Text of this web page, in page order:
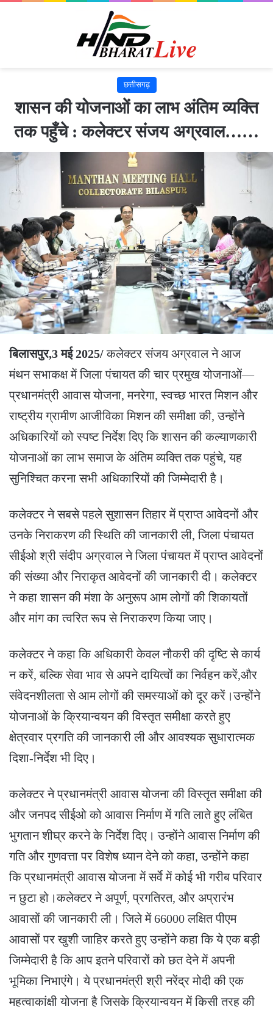
छत्तीसगढ़
शासन की योजनाओं का लाभ अंतिम व्यक्ति
तक पहुँचे : कलेक्टर संजय अग्रवाल……
बिलासपुर,3 मई 2025/कलेक्टर संजय अग्रवाल ने आज
मंथन सभाकक्ष में जिला पंचायत की चार प्रमुख योजनाओं—
प्रधानमंत्री आवास योजना, मनरेगा, स्वच्छ भारत मिशन और
राष्ट्रीय ग्रामीण आजीविका मिशन की समीक्षा की, उन्होंने
अधिकारियों को स्पष्ट निर्देश दिए कि शासन की कल्याणकारी
योजनाओं का लाभ समाज के अंतिम व्यक्ति तक पहुंचे, यह
सुनिश्चित करना सभी अधिकारियों की जिम्मेदारी है।
कलेक्टर ने सबसे पहले सुशासन तिहार में प्राप्त आवेदनों और
उनके निराकरण की स्थिति की जानकारी ली, जिला पंचायत
सीईओ श्री संदीप अग्रवाल ने जिला पंचायत में प्राप्त आवेदनों
की संख्या और निराकृत आवेदनों की जानकारी दी। कलेक्टर
ने कहा शासन की मंशा के अनुरूप आम लोगों की शिकायतों
और मांग का त्वरित रूप से निराकरण किया जाए।
कलेक्टर ने कहा कि अधिकारी केवल नौकरी की दृष्टि से कार्य
न करें, बल्कि सेवा भाव से अपने दायित्वों का निर्वहन करें,और
संवेदनशीलता से आम लोगों की समस्याओं को दूर करें।उन्होंने
योजनाओं के क्रियान्वयन की विस्तृत समीक्षा करते हुए
क्षेत्रवार प्रगति की जानकारी ली और आवश्यक सुधारात्मक
दिशा-निर्देश भी दिए।
कलेक्टर ने प्रधानमंत्री आवास योजना की विस्तृत समीक्षा की
और जनपद सीईओ को आवास निर्माण में गति लाते हुए लंबित
भुगतान शीघ्र करने के निर्देश दिए। उन्होंने आवास निर्माण की
गति और गुणवत्ता पर विशेष ध्यान देने को कहा, उन्होंने कहा
कि प्रधानमंत्री आवास योजना में सर्वे में कोई भी गरीब परिवार
न छुटा हो।कलेक्टर ने अपूर्ण, प्रगतिरत, और अप्रारंभ
आवासों की जानकारी ली। जिले में 66000 लक्षित पीएम
आवासों पर खुशी जाहिर करते हुए उन्होंने कहा कि ये एक बड़ी
जिम्मेदारी है कि आप इतने परिवारों को छत देने में अपनी
भूमिका निभाएंगे। ये प्रधानमंत्री श्री नरेंद्र मोदी की एक
महत्वाकांक्षी योजना है जिसके क्रियान्वयन में किसी तरह की